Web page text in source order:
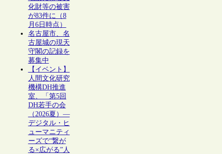
化財等の被害
が83件に（8
月6日時点）
名古屋市、名
古屋城の現天
守閣の記録を
募集中
【イベント】
人間文化研究
機構DH推進
室、「第5回
DH若手の会
（2026夏）―
デジタル・ヒ
ューマニティ
ーズで“繋が
る×広がる”人